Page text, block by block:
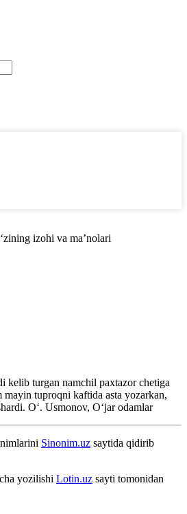
izohi va ma’nolari
kelib turgan namchil paxtazor chetiga
mayin tuproqni kaftida asta yozarkan,
Oʻ. Usmonov, Oʻjar odamlar
Sinonim.uz saytida qidirib
yozilishi Lotin.uz sayti tomonidan